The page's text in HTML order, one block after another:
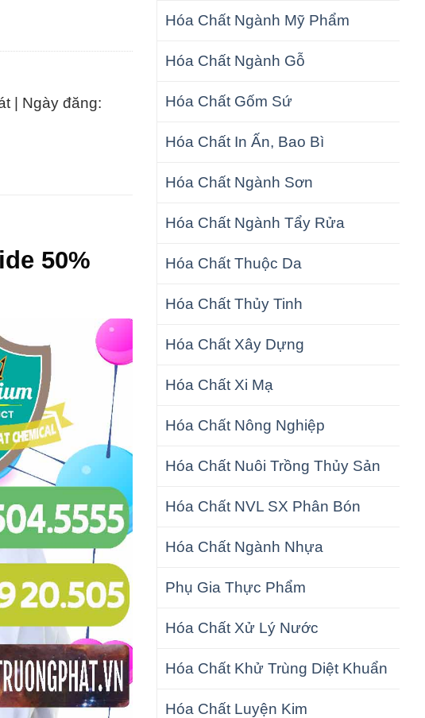
Hóa Chất Ngành Mỹ Phẩm
Hóa Chất Ngành Gỗ
Hóa Chất Gốm Sứ
Hóa Chất In Ấn, Bao Bì
Hóa Chất Ngành Sơn
Hóa Chất Ngành Tẩy Rửa
Hóa Chất Thuộc Da
Hóa Chất Thủy Tinh
Hóa Chất Xây Dựng
Hóa Chất Xi Mạ
Hóa Chất Nông Nghiệp
Hóa Chất Nuôi Trồng Thủy Sản
Hóa Chất NVL SX Phân Bón
Hóa Chất Ngành Nhựa
Phụ Gia Thực Phẩm
Hóa Chất Xử Lý Nước
Hóa Chất Khử Trùng Diệt Khuẩn
Hóa Chất Luyện Kim
| Ngày đăng:
50%